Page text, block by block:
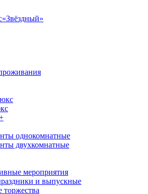
«Звёздный»
однокомнатные
двухкомнатные
мероприятия
и выпускные